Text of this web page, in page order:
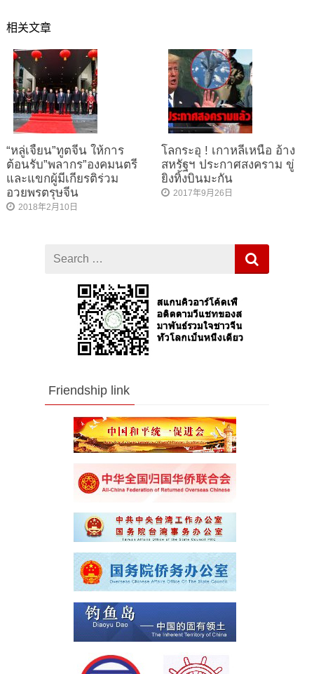
相关文章
“หลู่เจี้ยน”ทูตจีน ให้การ
ต้อนรับ”พลากร”องคมนตรี
และแขกผู้มีเกียรติร่วม
อวยพรตรุษจีน
2018年2月10日
โลกระอุ ! เกาหลีเหนือ อ้าง
สหรัฐฯ ประกาศสงคราม ขู่
ยิงทิ้งบินมะกัน
2017年9月26日
for
Friendship link